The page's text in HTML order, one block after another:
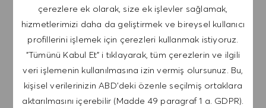
çerezlere ek olarak, size ek işlevler sağlamak,
hizmetlerimizi daha da geliştirmek ve bireysel kullanıcı
profillerini işlemek için çerezleri kullanmak istiyoruz.
"Tümünü Kabul Et" i tıklayarak, tüm çerezlerin ve ilgili
veri işlemenin kullanılmasına izin vermiş olursunuz. Bu,
kişisel verilerinizin ABD'deki özenle seçilmiş ortaklara
aktarılmasını içerebilir (Madde 49 paragraf 1 a. GDPR).